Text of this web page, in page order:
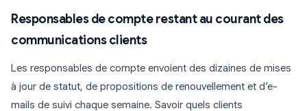
Responsables de compte restant au courant des
communications clients
Les responsables de compte envoient des dizaines de mises
à jour de statut, de propositions de renouvellement et d’e-
mails de suivi chaque semaine. Savoir quels clients